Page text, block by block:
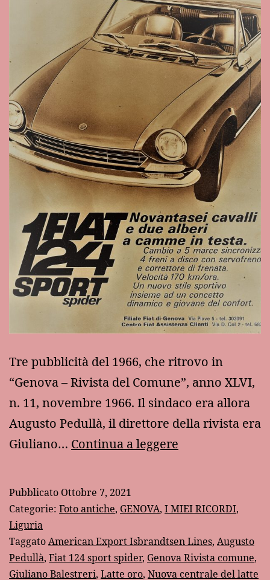
Tre pubblicità del 1966, che ritrovo in
“Genova – Rivista del Comune”, anno XLVI,
n. 11, novembre 1966. Il sindaco era allora
Augusto Pedullà, il direttore della rivista era
Giuliano… Continua a leggere
1966
Pubblicato Ottobre 7, 2021
Categorie: Foto antiche, GENOVA, I MIEI RICORDI,
Liguria
TaggatoAmerican Export Isbrandtsen Lines, Augusto
Pedullà, Fiat 124 sport spider, Genova Rivista comune,
Giuliano Balestreri, Latte oro, Nuova centrale del latte